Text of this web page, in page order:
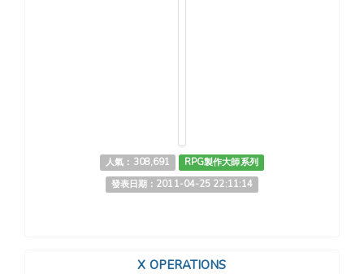
人氣：308,691
RPG製作大師系列
發表日期：2011-04-25 22:11:14
X OPERATIONS